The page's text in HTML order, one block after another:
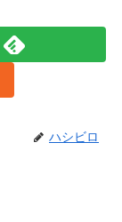
ハシビロ